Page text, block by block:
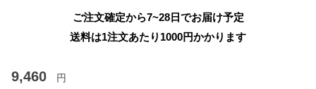
ご注文確定から7~28日でお届け予定
送料は1注文あたり 1000円かかります
9,460 円